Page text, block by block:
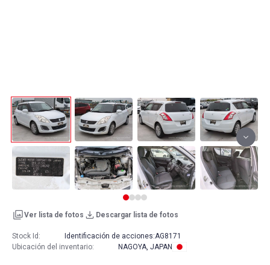
Ver lista de fotos Descargar lista de fotos
Stock Id: Identificación de acciones:AG8171
Ubicación del inventario: NAGOYA, JAPAN